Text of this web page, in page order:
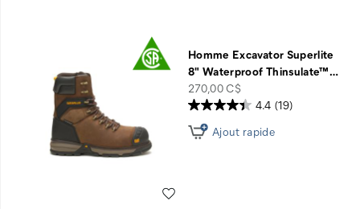
Homme Excavator Superlite
8" Waterproof Thinsulate™…
price
270,00 C$
4.4 (19)
Ajout rapide